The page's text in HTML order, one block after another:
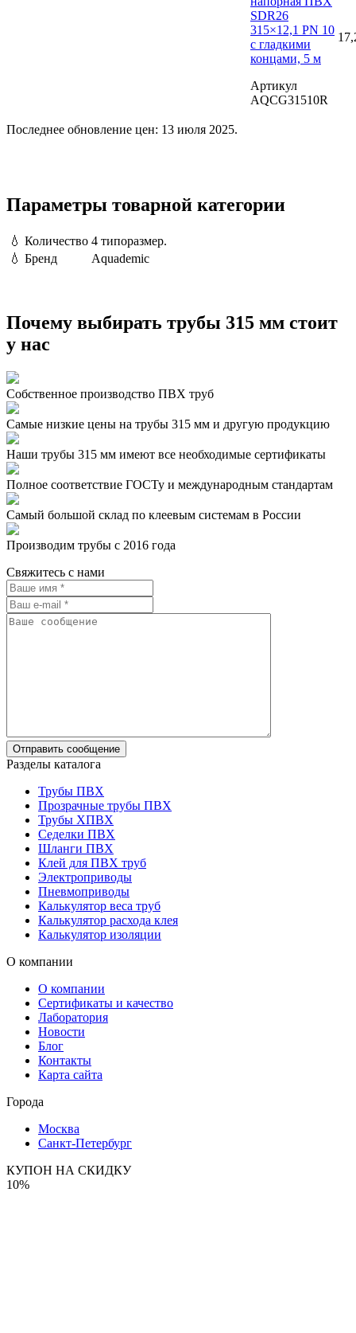
SDR26
315×12,1 PN 10
с гладкими
концами, 5 м
Артикул
AQCG31510R
Последнее обновление цен: 13 июля 2025.
Параметры товарной категории
💧 Количество 4 типоразмер.
💧 Бренд Aquademic
Почему выбирать трубы 315 мм стоит
у нас
Собственное производство ПВХ труб
Самые низкие цены на трубы 315 мм и другую продукцию
Наши трубы 315 мм имеют все необходимые сертификаты
Полное соответствие ГОСТу и международным стандартам
Самый большой склад по клеевым системам в России
Производим трубы с 2016 года
Свяжитесь с нами
Разделы каталога
Трубы ПВХ
Прозрачные трубы ПВХ
Трубы ХПВХ
Седелки ПВХ
Шланги ПВХ
Клей для ПВХ труб
Электроприводы
Пневмоприводы
Калькулятор веса труб
Калькулятор расхода клея
Калькулятор изоляции
О компании
О компании
Сертификаты и качество
Лаборатория
Новости
Блог
Контакты
Карта сайта
Города
Москва
Санкт-Петербург
КУПОН НА СКИДКУ
10%